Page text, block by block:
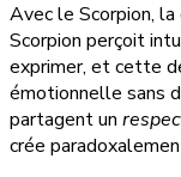
Avec le Scorpion,
Scorpion perçoit
exprimer, et cette
émotionnelle sans
partagent un
crée